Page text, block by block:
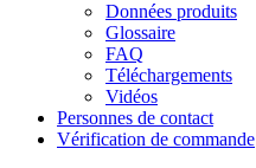
Données produits
Glossaire
FAQ
Téléchargements
Vidéos
Personnes de contact
Vérification de commande